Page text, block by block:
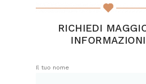
RICHIEDI
INFORMAZIONI
Il tuo nome